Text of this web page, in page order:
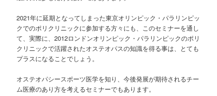
2021年に延期となってしまった東京オリンピック・パラリンピッ
クでのポリクリニックに参加する方々にも、このセミナーを通し
て、実際に、2012ロンドンオリンピック・パラリンピックのポリ
クリニックで活躍されたオステオパスの知識を得る事は、とても
プラスになることでしょう。
オステオパシースポーツ医学を知り、今後発展が期待されるチー
ム医療のあり方を考えるセミナーでもあります。